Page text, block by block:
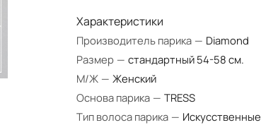
Характеристики
Производитель парика — Diamond
Размер — стандартный 54-58 см.
М/Ж — Женский
Основа парика — TRESS
Тип волоса парика — Искусственные